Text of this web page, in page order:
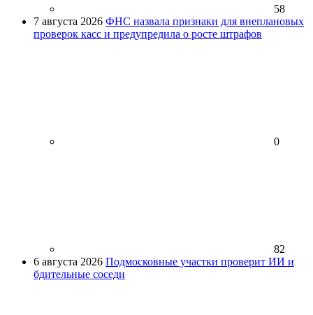
58
7 августа 2026 ФНС назвала признаки для внеплановых
проверок касс и предупредила о росте штрафов
0
82
6 августа 2026 Подмосковные участки проверит ИИ и
бдительные соседи